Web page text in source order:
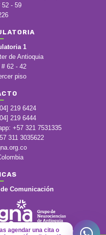
52 - 59
1
de Antioquia
# 62 - 42
piso
219 6424
219 6444
+57 321 7531335
311 3035622
Comunicación
agendar una cita o